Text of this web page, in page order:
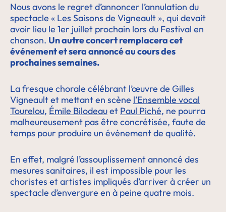
Nous avons le regret d’annoncer l’annulation du
spectacle « Les Saisons de Vigneault », qui devait
avoir lieu le 1er juillet prochain lors du Festival en
chanson. Un autre concert remplacera cet
événement et sera annoncé au cours des
prochaines semaines.
La fresque chorale célébrant l’œuvre de Gilles
Vigneault et mettant en scène l’Ensemble vocal
Tourelou, Émile Bilodeauet Paul Piché, ne pourra
malheureusement pas être concrétisée, faute de
temps pour produire un événement de qualité.
En effet, malgré l’assouplissement annoncé des
mesures sanitaires, il est impossible pour les
choristes et artistes impliqués d’arriver à créer un
spectacle d’envergure en à peine quatre mois.